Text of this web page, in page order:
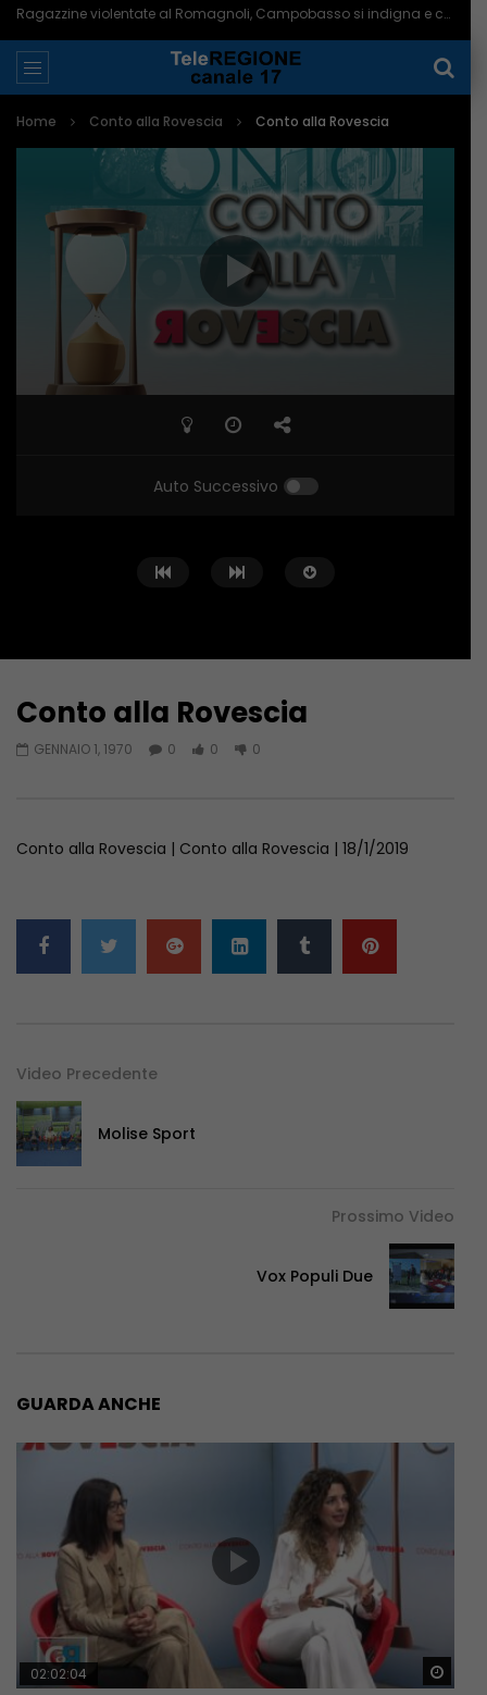
Ragazzine violentate al Romagnoli, Campobasso si indigna e chiede più controlli – 06/08/2026
Home Conto alla Rovescia Conto alla Rovescia
Auto Successivo
Conto alla Rovescia
GENNAIO 1, 1970 0 0 0
Conto alla Rovescia | Conto alla Rovescia | 18/1/2019
Video Precedente
Molise Sport
Prossimo Video
Vox Populi Due
GUARDA ANCHE
02:02:04